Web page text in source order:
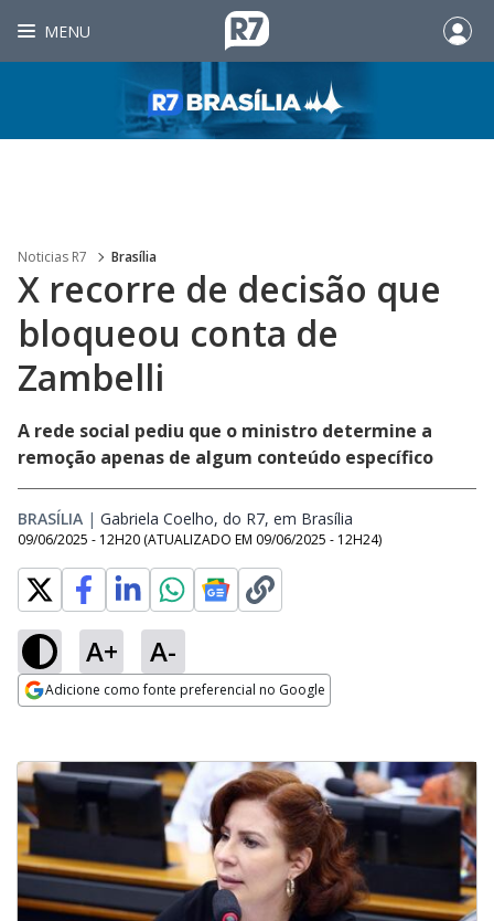
MENU
Noticias R7 Brasília
X recorre de decisão que
bloqueou conta de
Zambelli
A rede social pediu que o ministro determine a
remoção apenas de algum conteúdo específico
BRASÍLIA | Gabriela Coelho, do R7, em Brasília
09/06/2025 - 12H20 (ATUALIZADO EM 09/06/2025 - 12H24)
A+ A-
Adicione como fonte preferencial no Google